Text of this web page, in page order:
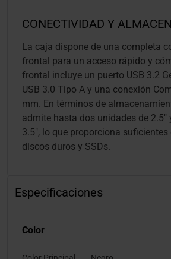
CONECTIVIDAD Y
La caja dispone de una completa
frontal para un acceso rápido y
frontal incluye un puerto USB 3.2
USB 3.0 Tipo A y una conexión
mm. En términos de
admite hasta dos unidades de 2.5"
3.5", lo que proporciona
discos duros y SSDs.
Especificaciones
Color